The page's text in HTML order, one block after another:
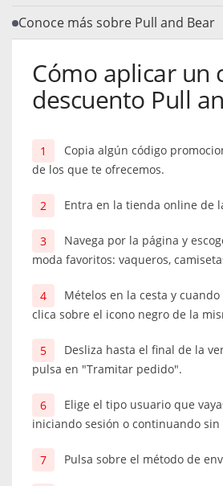
Conoce más sobre Pull and Bear
Cómo aplicar un
descuento Pull
Copia algún código
de los que te ofrecemos.
Entra en la tienda online de
Navega por la página y
moda favoritos: vaqueros,
Mételos en la cesta y
clica sobre el icono negro de la
Desliza hasta el final de la
pulsa en "Tramitar pedido".
Elige el tipo usuario que
iniciando sesión o continuando
Pulsa sobre el método de